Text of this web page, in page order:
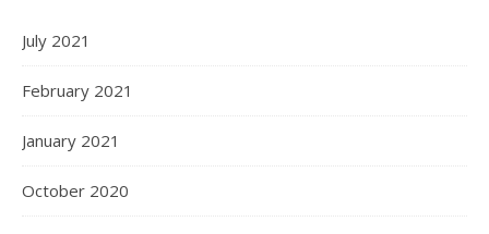
July 2021
February 2021
January 2021
October 2020